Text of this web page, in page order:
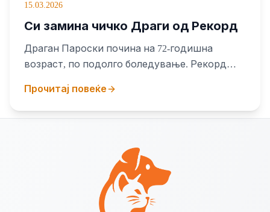
15.03.2026
Си замина чичко Драги од Рекорд
Драган Пароски почина на 72-годишна
возраст, по подолго боледување. Рекорд
Прочитај повеќе